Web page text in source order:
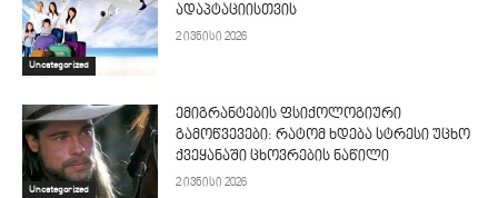
Uncategorized
ადაპტაციისთვის
2 ივნისი 2026
Uncategorized
ემიგრანტების ფსიქოლოგიური
გამოწვევები: რატომ ხდება სტრესი უცხო
ქვეყანაში ცხოვრების ნაწილი
2 ივნისი 2026